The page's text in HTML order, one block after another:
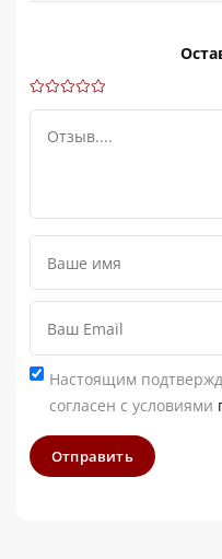
Настоящим
согласен с условиями
Отправить